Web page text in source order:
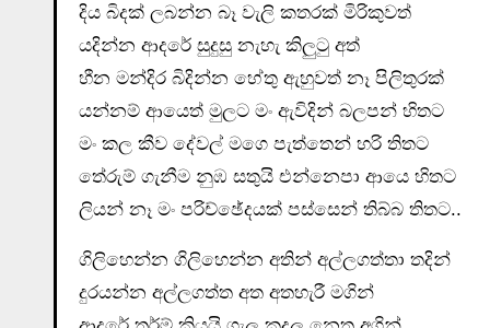
දිය බිදක් ලබන්න බෑ වැලි කතරක් මිරිකුවත්
යදින්න ආදරේ සුදුසු නැහැ කිලුටු අත්
හීන මන්දිර බිදින්න හේතු ඇහුවත් නෑ පිලිතුරක්
යන්නම් ආයෙත් මුලට මං ඇවිදින් බලපන් හිතට
මං කල කීව දේවල් මගෙ පැත්තෙන් හරි තිතට
තේරුම් ගැනීම නුඹ සතුයි එන්නෙපා ආයෙ හිතට
ලියන් නෑ මං පරිච්ඡේදයක් පස්සෙන් තිබ්බ තිතට..
ගිලිහෙන්න ගිලිහෙන්න අතින් අල්ලගත්තා තදින්
දුරයන්න අල්ලගත්ත අත අතහැරී මගින්